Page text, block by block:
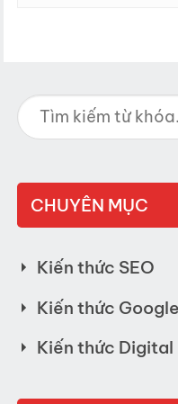
CHUYÊN MỤC
Kiến thức SEO
Kiến thức
Kiến thức